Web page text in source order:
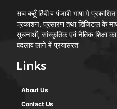
सच कहूँ हिंदी व पंजाबी भाषा मे
प्रकाशन, प्रसारण तथा डिजिटल के
सूचनाओं, सांस्कृतिक एवं नैतिक शिक्षा
बदलाव लाने में प्रयासरत
Links
About Us
Contact Us